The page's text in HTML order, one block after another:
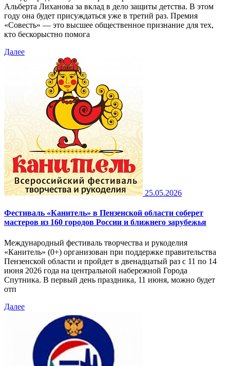
Альберта Лиханова за вклад в дело защиты детства. В этом
году она будет присуждаться уже в третий раз. Премия
«Совесть» — это высшее общественное признание для тех,
кто бескорыстно помога
Далее
25.05.2026
Фестиваль «Канитель» в Пензенской области соберет
мастеров из 160 городов России и ближнего зарубежья
Международный фестиваль творчества и рукоделия
«Канитель» (0+) организован при поддержке правительства
Пензенской области и пройдет в двенадцатый раз с 11 по 14
июня 2026 года на центральной набережной Города
Спутника. В первый день праздника, 11 июня, можно будет
отп
Далее